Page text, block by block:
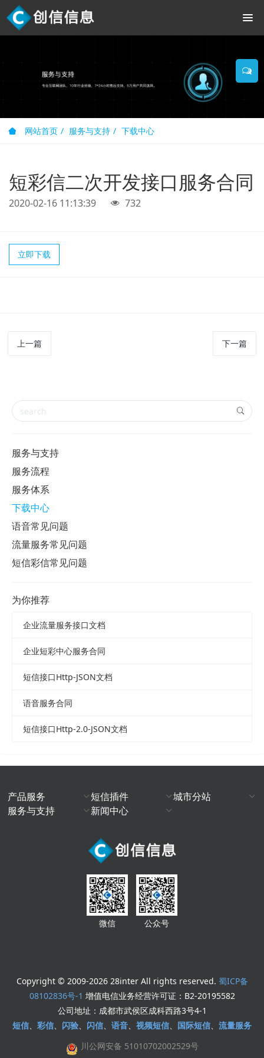
网站首页 服务与支持 下载中心
短彩信二次开发接口服务合同
2020-02-16 11:13:39 732
立即下载
上一篇 下一篇
服务与支持
服务流程
服务体系
下载中心
语音常见问题
流量服务常见问题
短信彩信常见问题
为你推荐
企业流量服务接口文档
企业短彩中心服务合同
短信接口Http-JSON文档
语音服务合同
短信接口Http-2.0-JSON文档
产品服务 短信插件
城市分站
服务与支持
新闻中心
微信 公众号
Copyright © 2009-2026 28inter All rights reserved. 蜀ICP备
08102836号-1 增值电信业务经营许可证：B2-20195582
公司地址：成都市武侯区成科西路3号4-1
短信、 彩信、 闪验、 闪信、 语音、 视频短信、 国际短信、 流量服务
川公网安备 51010702002529号